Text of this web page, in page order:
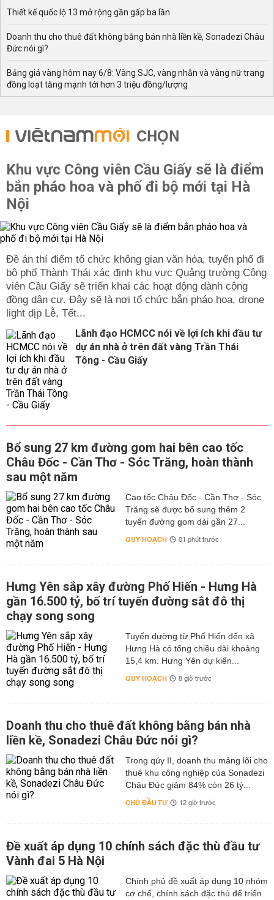
Thiết kế quốc lộ 13 mở rộng gần gấp ba lần
Doanh thu cho thuê đất không bằng bán nhà liền kề, Sonadezi Châu
Đức nói gì?
Bảng giá vàng hôm nay 6/8: Vàng SJC, vàng nhẫn và vàng nữ trang
đồng loạt tăng mạnh tới hơn 3 triệu đồng/lượng
CHỌN
Khu vực Công viên Cầu Giấy sẽ là điểm
bắn pháo hoa và phố đi bộ mới tại Hà
Nội
Đề án thí điểm tổ chức không gian văn hóa, tuyến phố đi
bộ phố Thành Thái xác định khu vực Quảng trường Công
viên Cầu Giấy sẽ triển khai các hoạt động dành cộng
đồng dân cư. Đây sẽ là nơi tổ chức bắn pháo hoa, drone
light dịp Lễ, Tết...
Lãnh đạo HCMCC nói về lợi ích khi đầu tư
dự án nhà ở trên đất vàng Trần Thái
Tông - Cầu Giấy
Bổ sung 27 km đường gom hai bên cao tốc
Châu Đốc - Cần Thơ - Sóc Trăng, hoàn thành
sau một năm
Cao tốc Châu Đốc - Cần Thơ - Sóc
Trăng sẽ được bổ sung thêm 2
tuyến đường gom dài gần 27...
QUY HOẠCH 01 phút trước
Hưng Yên sắp xây đường Phố Hiến - Hưng Hà
gần 16.500 tỷ, bố trí tuyến đường sắt đô thị
chạy song song
Tuyến đường từ Phố Hiến đến xã
Hưng Hà có tổng chiều dài khoảng
15,4 km. Hưng Yên dự kiến...
QUY HOẠCH 8 giờ trước
Doanh thu cho thuê đất không bằng bán nhà
liền kề, Sonadezi Châu Đức nói gì?
Trong qúy II, doanh thu mảng lõi cho
thuê khu công nghiệp của Sonadezi
Châu Đức giảm 84% còn 26 tỷ...
CHỦ ĐẦU TƯ 12 giờ trước
Đề xuất áp dụng 10 chính sách đặc thù đầu tư
Vành đai 5 Hà Nội
Chính phủ đề xuất áp dụng 10 nhóm
cơ chế, chính sách đặc thù để triển